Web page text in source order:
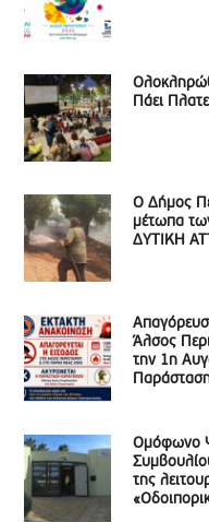
Πάει
Ο Δήμος
μέτωπα
ΔΥΤΙΚΗ
Άλσος
την 1η
Ομόφωνο
της